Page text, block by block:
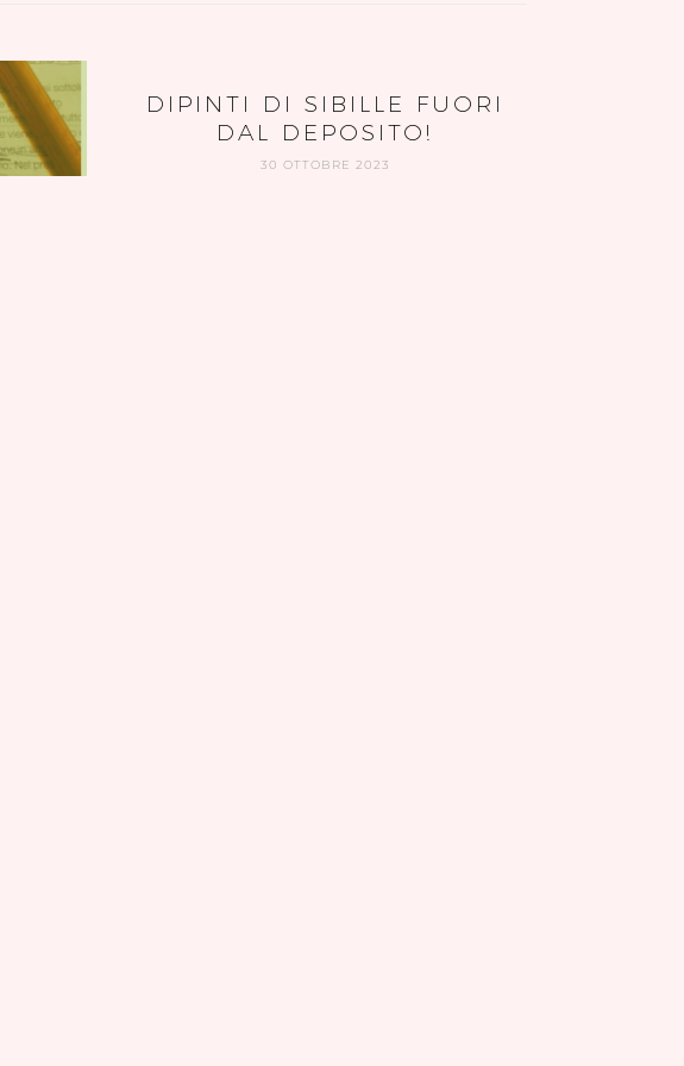
DIPINTI DI SIBILLE FUORI
DAL DEPOSITO!
30 OTTOBRE 2023